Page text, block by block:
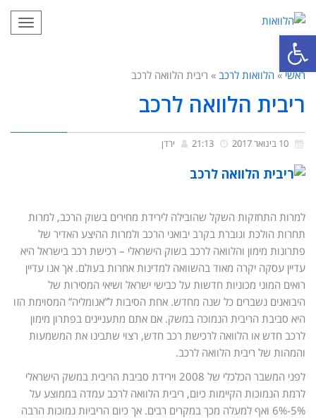
פתח סרגל נגישות
ראשי » הלוואות לרכב » ריבית הלוואה לרכב
ריבית הלוואה לרכב
ירדן
למרות התחזקות השקל שהובילה לירידת מחירים בשוק הרכב, למרות
תחרות הולכת וגוברת בקרב יבואני הרכב ולמרות ההיצע האדיר של
פתרונות מימון והלוואה לרכב בשוק הישראלי – רכישת רכב בישראל היא
עדיין עסקה יקרה מאוד בהשוואה למדינות אחרות בעולם. אך אנו עדיין
רואים המוני מכוניות חדשות על כבישי ישראל ושיאי המסירות של
היבואנים נשברים כל שנה מחדש. אחת הסיבות ל”אנומליה” המסוימת הזו
היא סביבת הריבית הנמוכה במשק. אם אתם מתעניינים בפתרון מימון
לרכב חדש או הלוואה לרכישת רכב חדש, רצוי שתבינו את המשמעות
והמהות של ריבית הלוואה לרכב.
לפני המשבר הכלכלי של 2008 וירידת סביבת הריבית במשק הישראלי
לרמת הנמוכות הקיימות כיום, ריבית הלוואה לרכב עמדה בממוצע על
5%-6% ואף למעלה מכך במקרים רבים. אך כיום הריביות נמוכות הרבה